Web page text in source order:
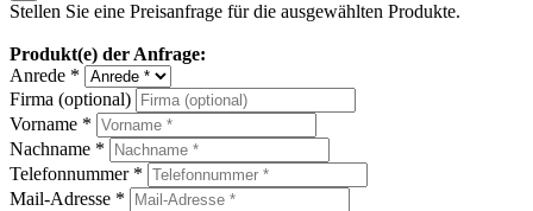
Stellen Sie eine Preisanfrage für die ausgewählten Produkte.
Produkt(e) der Anfrage:
Anrede *
Firma (optional)
Vorname *
Nachname *
Telefonnummer *
Mail-Adresse *